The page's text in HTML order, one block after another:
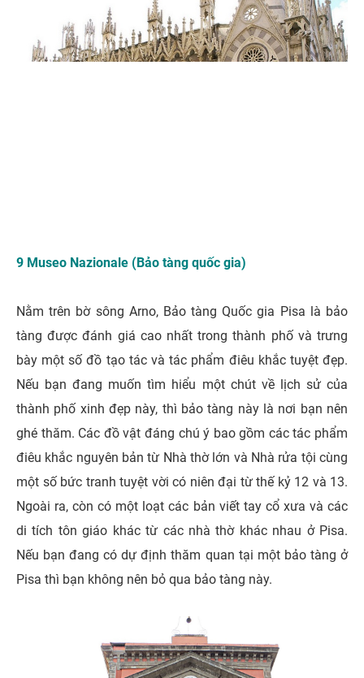
9 Museo Nazionale (Bảo tàng quốc gia)
Nằm trên bờ sông Arno, Bảo tàng Quốc gia Pisa là bảo
tàng được đánh giá cao nhất trong thành phố và trưng
bày một số đồ tạo tác và tác phẩm điêu khắc tuyệt đẹp.
Nếu bạn đang muốn tìm hiểu một chút về lịch sử của
thành phố xinh đẹp này, thì bảo tàng này là nơi bạn nên
ghé thăm. Các đồ vật đáng chú ý bao gồm các tác phẩm
điêu khắc nguyên bản từ Nhà thờ lớn và Nhà rửa tội cùng
một số bức tranh tuyệt vời có niên đại từ thế kỷ 12 và 13.
Ngoài ra, còn có một loạt các bản viết tay cổ xưa và các
di tích tôn giáo khác từ các nhà thờ khác nhau ở Pisa.
Nếu bạn đang có dự định thăm quan tại một bảo tàng ở
Pisa thì bạn không nên bỏ qua bảo tàng này.